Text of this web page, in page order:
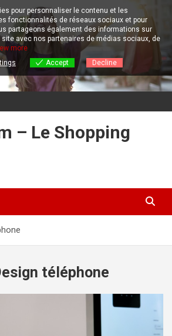
– Le Shopping
téléphone
pour personnaliser le contenu et les
fonctionnalités de réseaux sociaux et pour
partageons également des informations sur
avec nos partenaires de médias sociaux, de
more
Accept Decline